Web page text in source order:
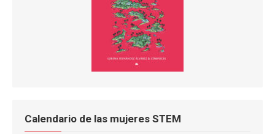
Calendario de las mujeres STEM